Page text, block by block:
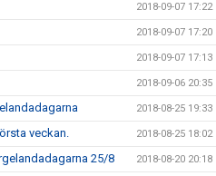
2018-09-07 17:22
2018-09-07 17:20
2018-09-07 17:13
2018-09-06 20:35
2018-08-25 19:33
veckan. 2018-08-25 18:02
25/8 2018-08-20 20:18